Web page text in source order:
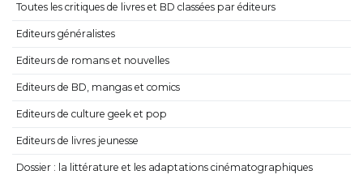
Toutes les critiques de livres et BD classées par éditeurs
Editeurs généralistes
Editeurs de romans et nouvelles
Editeurs de BD, mangas et comics
Editeurs de culture geek et pop
Editeurs de livres jeunesse
Dossier : la littérature et les adaptations cinématographiques